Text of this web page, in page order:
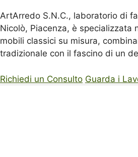
ArtArredo S.N.C., laboratorio di
Nicolò, Piacenza, è specializzata
mobili classici su misura,
tradizionale con il fascino di un
Richiedi un Consulto Guarda i